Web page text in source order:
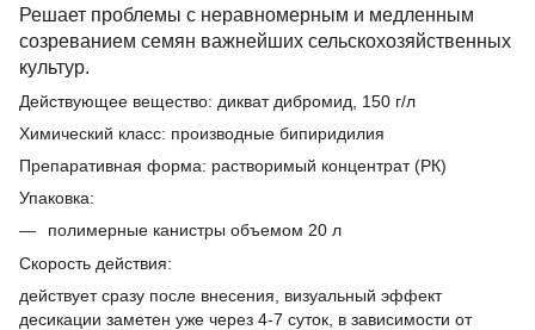
Решает проблемы с неравномерным и медленным
созреванием семян важнейших сельскохозяйственных
культур.
Действующее вещество: дикват дибромид, 150 г/л
Химический класс: производные бипиридилия
Препаративная форма: растворимый концентрат (РК)
Упаковка:
полимерные канистры объемом 20 л
Скорость действия:
действует сразу после внесения, визуальный эффект
десикации заметен уже через 4-7 суток, в зависимости от